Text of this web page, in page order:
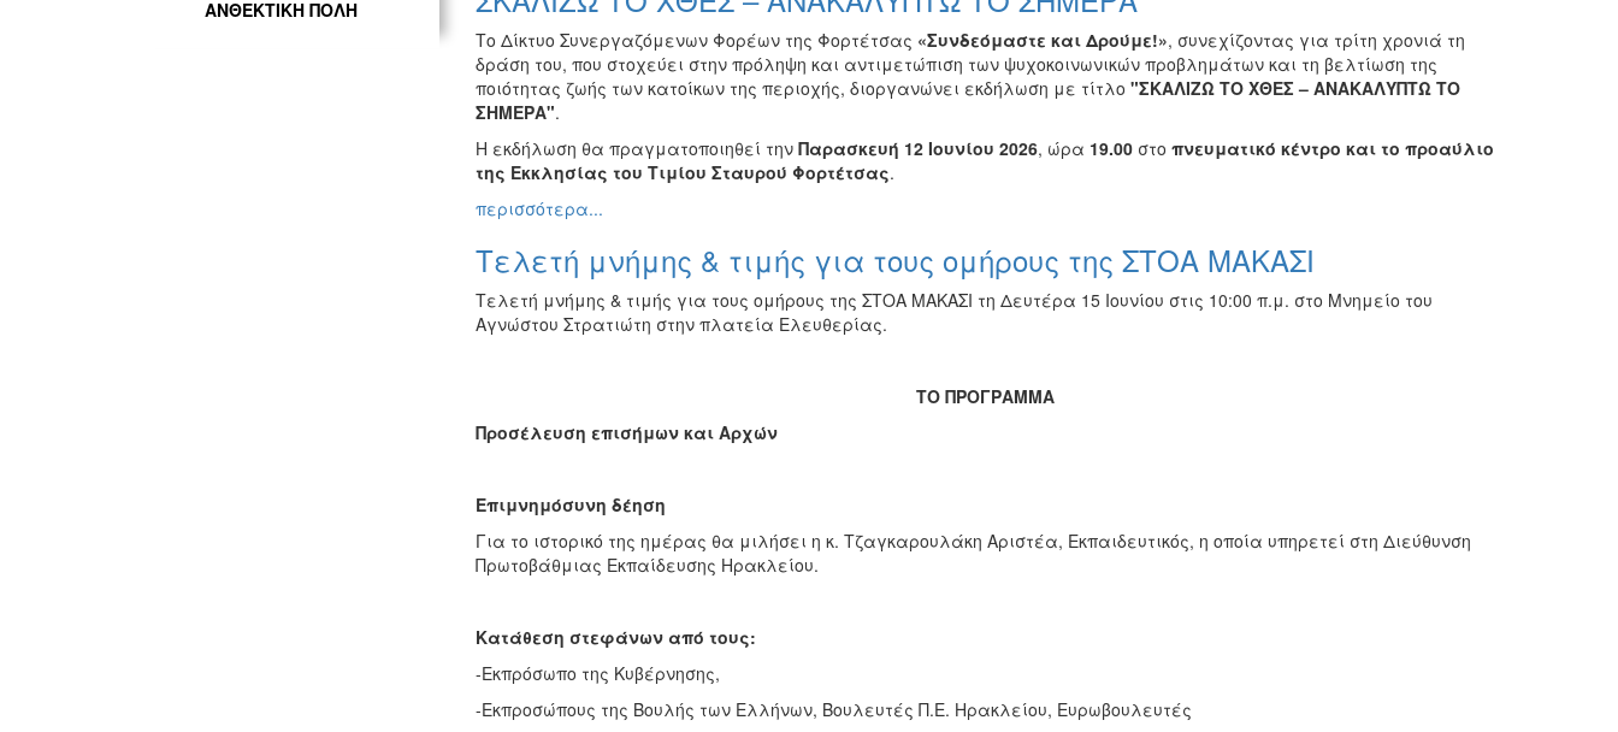
ΑΝΘΕΚΤΙΚΗ ΠΟΛΗ
Το Δίκτυο Συνεργαζόμενων Φορέων της Φορτέτσας «Συνδεόμαστε και Δρούμε!», συνεχίζοντας για τρίτη χρονιά τη
δράση του, που στοχεύει στην πρόληψη και αντιμετώπιση των ψυχοκοινωνικών προβλημάτων και τη βελτίωση της
ποιότητας ζωής των κατοίκων της περιοχής, διοργανώνει εκδήλωση με τίτλο "ΣΚΑΛΙΖΩ ΤΟ ΧΘΕΣ – ΑΝΑΚΑΛΥΠΤΩ ΤΟ
ΣΗΜΕΡΑ".
Η εκδήλωση θα πραγματοποιηθεί την Παρασκευή 12 Ιουνίου 2026, ώρα 19.00στο πνευματικό κέντρο και το προαύλιο
της Εκκλησίας του Τιμίου Σταυρού Φορτέτσας.
περισσότερα...
Τελετή μνήμης & τιμής για τους ομήρους της ΣΤΟΑ ΜΑΚΑΣΙ
Τελετή μνήμης & τιμής για τους ομήρους της ΣΤΟΑ ΜΑΚΑΣΙ τη Δευτέρα 15 Ιουνίου στις 10:00 π.μ. στο Μνημείο του
Αγνώστου Στρατιώτη στην πλατεία Ελευθερίας.
ΤΟ ΠΡΟΓΡΑΜΜΑ
Προσέλευση επισήμων και Αρχών
Επιμνημόσυνη δέηση
Για το ιστορικό της ημέρας θα μιλήσει η κ. Τζαγκαρουλάκη Αριστέα, Εκπαιδευτικός, η οποία υπηρετεί στη Διεύθυνση
Πρωτοβάθμιας Εκπαίδευσης Ηρακλείου.
Κατάθεση στεφάνων από τους:
-Εκπρόσωπο της Κυβέρνησης,
-Εκπροσώπους της Βουλής των Ελλήνων, Βουλευτές Π.Ε. Ηρακλείου, Ευρωβουλευτές